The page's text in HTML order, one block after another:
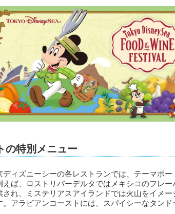
の特別メニュー
ィズニーシーの各レストランでは、テーマポー
えば、ロストリバーデルタではメキシコのフレ
され、ミステリアスアイランドでは火山をイメ
アラビアンコーストには、スパイシーなタンド